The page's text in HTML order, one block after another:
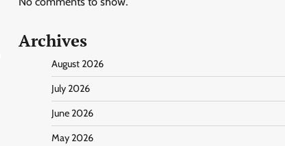
Archives
August 2026
July 2026
June 2026
May 2026